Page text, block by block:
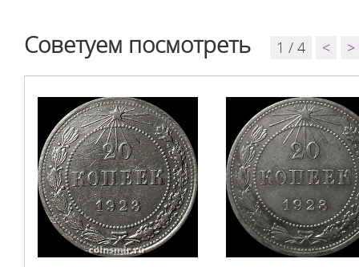
Советуем посмотреть 1 / 4 < >